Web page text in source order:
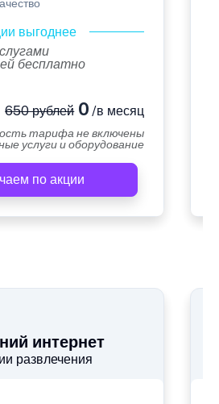
выгоднее
бесплатно
650 рублей0 /в месяц
тарифа не включены
услуги и оборудование
по акции
интернет
развлечения